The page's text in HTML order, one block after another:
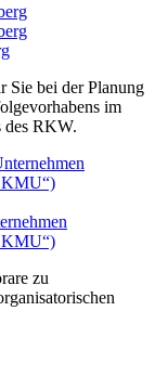
Sie bei der Planung
im
des RKW.
KMU“)
zu